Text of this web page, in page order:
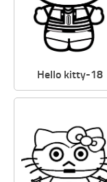
Hello kitty-18